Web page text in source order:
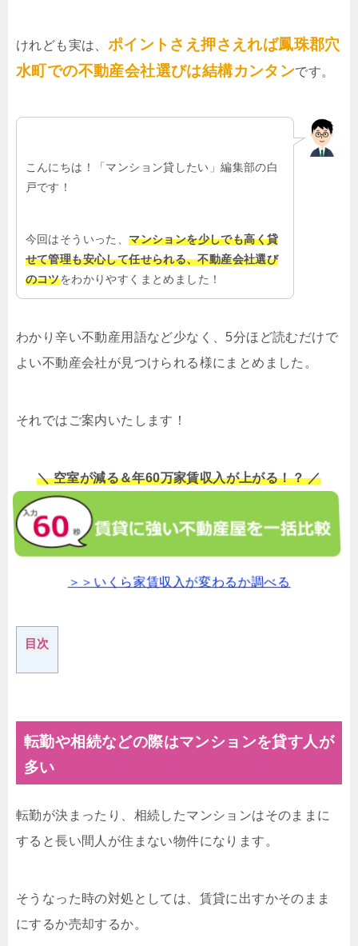
けれども実は、 ポイントさえ押さえれば鳳珠郡穴
水町での不動産会社選びは結構カンタンです。
こんにちは！「マンション貸したい」編集部の白
戸です！
今回はそういった、マンションを少しでも高く貸
せて管理も安心して任せられる、不動産会社選び
のコツをわかりやすくまとめました！
わかり辛い不動産用語など少なく、5分ほど読むだけで
よい不動産会社が見つけられる様にまとめました。
それではご案内いたします！
＼ 空室が減る＆年60万家賃収入が上がる！？ ／
＞＞いくら家賃収入が変わるか調べる
目次
転勤や相続などの際はマンションを貸す人が
多い
転勤が決まったり、相続したマンションはそのままに
すると長い間人が住まない物件になります。
そうなった時の対処としては、賃貸に出すかそのまま
にするか売却するか。